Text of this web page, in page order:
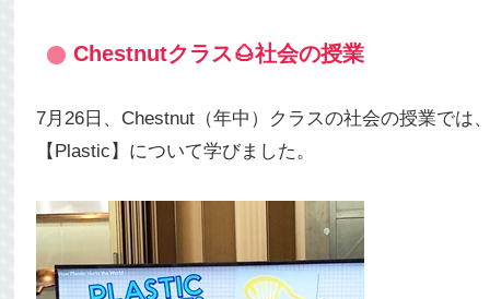
Chestnutクラス🌰社会の授業
7月26日、Chestnut（年中）クラスの社会の授業では
【Plastic】について学びました。